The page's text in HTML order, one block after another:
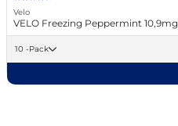
Velo
VELO Freezing Peppermint 10,9mg
10 -Pack